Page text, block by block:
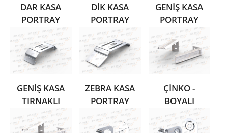
DAR KASA
PORTRAY
DİK KASA
PORTRAY
GENİŞ KASA
PORTRAY
GENİŞ KASA
TIRNAKLI
PORTRAY
ZEBRA KASA
PORTRAY
ÇİNKO -
BOYALI
METAL L
AYAK